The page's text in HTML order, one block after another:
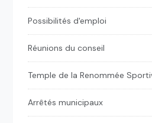
Possibilités d'emploi
Réunions du conseil
Temple de la Renommée
Arrêtés municipaux